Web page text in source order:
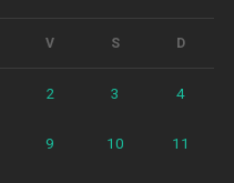
V S D
2 3 4
9 10 11